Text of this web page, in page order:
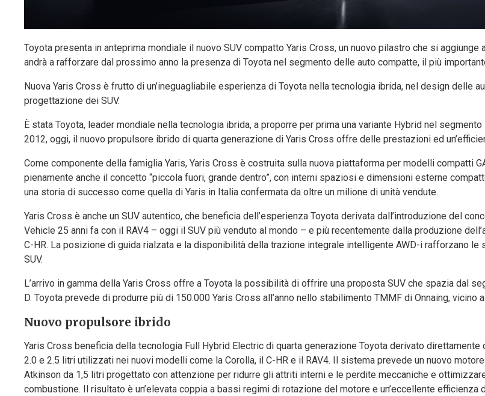
Toyota presenta in anteprima mondiale il nuovo SUV compatto Yaris Cross, un nuovo pilastro che si aggiunge
andrà a rafforzare dal prossimo anno la presenza di Toyota nel segmento delle auto compatte, il più
Nuova Yaris Cross è frutto di un’ineguagliabile esperienza di Toyota nella tecnologia ibrida, nel design delle
progettazione dei SUV.
È stata Toyota, leader mondiale nella tecnologia ibrida, a proporre per prima una variante Hybrid nel segmento
2012, oggi, il nuovo propulsore ibrido di quarta generazione di Yaris Cross offre delle prestazioni ed
Come componente della famiglia Yaris, Yaris Cross è costruita sulla nuova piattaforma per modelli compatti
pienamente anche il concetto “piccola fuori, grande dentro”, con interni spaziosi e dimensioni esterne
una storia di successo come quella di Yaris in Italia confermata da oltre un milione di unità vendute.
Yaris Cross è anche un SUV autentico, che beneficia dell’esperienza Toyota derivata dall’introduzione del
Vehicle 25 anni fa con il RAV4 – oggi il SUV più venduto al mondo – e più recentemente dalla produzione
C-HR. La posizione di guida rialzata e la disponibilità della trazione integrale intelligente AWD-i rafforzano le
SUV.
L’arrivo in gamma della Yaris Cross offre a Toyota la possibilità di offrire una proposta SUV che spazia dal
D. Toyota prevede di produrre più di 150.000 Yaris Cross all’anno nello stabilimento TMMF di Onnaing, vicino
Nuovo propulsore ibrido
Yaris Cross beneficia della tecnologia Full Hybrid Electric di quarta generazione Toyota derivato direttamente
2.0 e 2.5 litri utilizzati nei nuovi modelli come la Corolla, il C-HR e il RAV4. Il sistema prevede un nuovo
Atkinson da 1,5 litri progettato con attenzione per ridurre gli attriti interni e le perdite meccaniche e
combustione. Il risultato è un’elevata coppia a bassi regimi di rotazione del motore e un’eccellente efficienza